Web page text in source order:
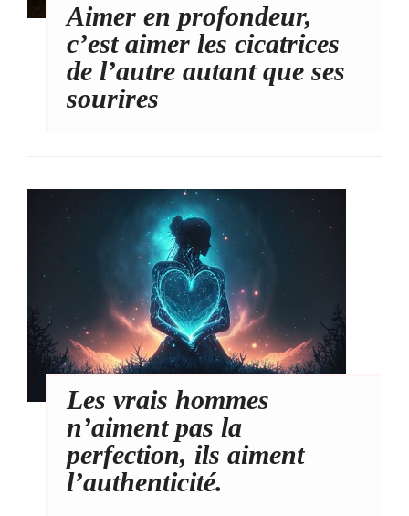
Aimer en profondeur,
c’est aimer les cicatrices
de l’autre autant que ses
sourires
Les vrais hommes
n’aiment pas la
perfection, ils aiment
l’authenticité.